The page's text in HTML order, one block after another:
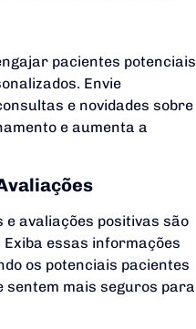
pacientes potenciais
Envie
e novidades sobre
e aumenta a
avaliações positivas são
essas informações
os potenciais pacientes
sentem mais seguros para